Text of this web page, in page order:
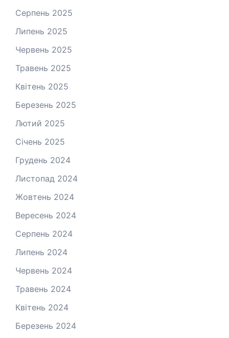
Серпень 2025
Липень 2025
Червень 2025
Травень 2025
Квітень 2025
Березень 2025
Лютий 2025
Січень 2025
Грудень 2024
Листопад 2024
Жовтень 2024
Вересень 2024
Серпень 2024
Липень 2024
Червень 2024
Травень 2024
Квітень 2024
Березень 2024